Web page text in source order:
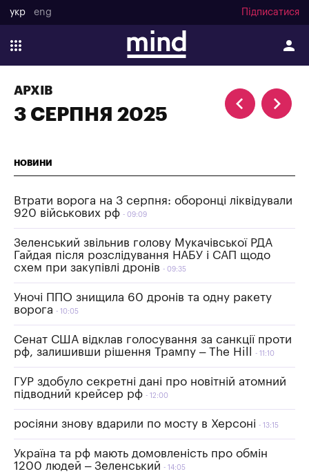
укр eng Підписатися
АРХІВ
3 СЕРПНЯ 2025
НОВИНИ
Втрати ворога на 3 серпня: оборонці ліквідували
920 військових рф
09:09
Зеленський звільнив голову Мукачівської РДА
Гайдая після розслідування НАБУ і САП щодо
схем при закупівлі дронів
09:35
Уночі ППО знищила 60 дронів та одну ракету
ворога
10:05
Сенат США відклав голосування за санкції проти
рф, залишивши рішення Трампу – The Hill
11:10
ГУР здобуло секретні дані про новітній атомний
підводний крейсер рф
12:00
росіяни знову вдарили по мосту в Херсоні 13:15
Україна та рф мають домовленість про обмін
1200 людей – Зеленський
14:05